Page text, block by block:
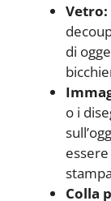
Vetro:
di
o i
Colla